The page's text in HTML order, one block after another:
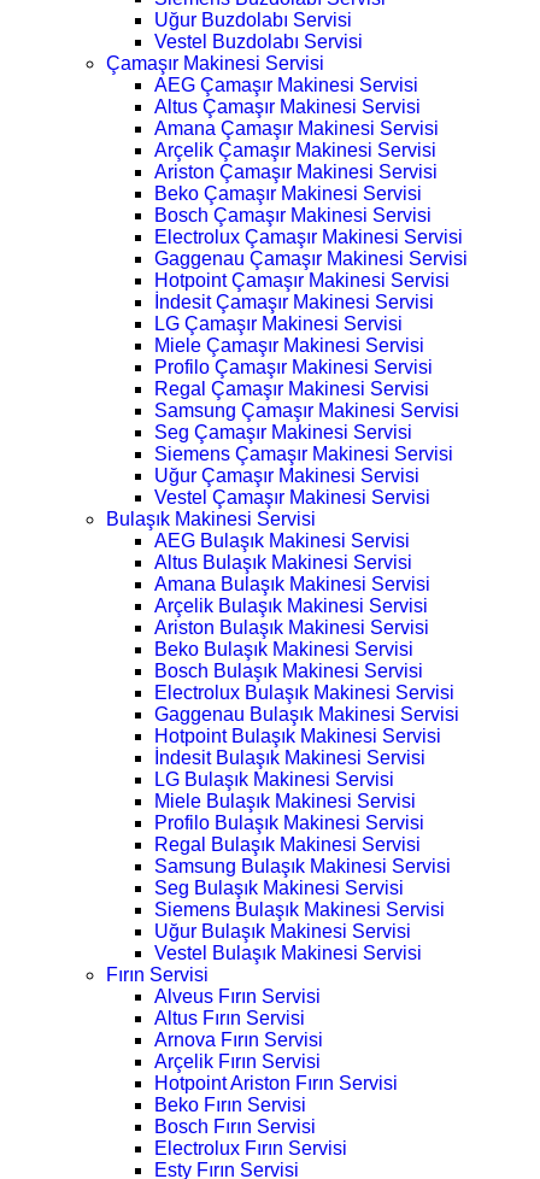
Uğur Buzdolabı Servisi
Vestel Buzdolabı Servisi
Çamaşır Makinesi Servisi
AEG Çamaşır Makinesi Servisi
Altus Çamaşır Makinesi Servisi
Amana Çamaşır Makinesi Servisi
Arçelik Çamaşır Makinesi Servisi
Ariston Çamaşır Makinesi Servisi
Beko Çamaşır Makinesi Servisi
Bosch Çamaşır Makinesi Servisi
Electrolux Çamaşır Makinesi Servisi
Gaggenau Çamaşır Makinesi Servisi
Hotpoint Çamaşır Makinesi Servisi
İndesit Çamaşır Makinesi Servisi
LG Çamaşır Makinesi Servisi
Miele Çamaşır Makinesi Servisi
Profilo Çamaşır Makinesi Servisi
Regal Çamaşır Makinesi Servisi
Samsung Çamaşır Makinesi Servisi
Seg Çamaşır Makinesi Servisi
Siemens Çamaşır Makinesi Servisi
Uğur Çamaşır Makinesi Servisi
Vestel Çamaşır Makinesi Servisi
Bulaşık Makinesi Servisi
AEG Bulaşık Makinesi Servisi
Altus Bulaşık Makinesi Servisi
Amana Bulaşık Makinesi Servisi
Arçelik Bulaşık Makinesi Servisi
Ariston Bulaşık Makinesi Servisi
Beko Bulaşık Makinesi Servisi
Bosch Bulaşık Makinesi Servisi
Electrolux Bulaşık Makinesi Servisi
Gaggenau Bulaşık Makinesi Servisi
Hotpoint Bulaşık Makinesi Servisi
İndesit Bulaşık Makinesi Servisi
LG Bulaşık Makinesi Servisi
Miele Bulaşık Makinesi Servisi
Profilo Bulaşık Makinesi Servisi
Regal Bulaşık Makinesi Servisi
Samsung Bulaşık Makinesi Servisi
Seg Bulaşık Makinesi Servisi
Siemens Bulaşık Makinesi Servisi
Uğur Bulaşık Makinesi Servisi
Vestel Bulaşık Makinesi Servisi
Fırın Servisi
Alveus Fırın Servisi
Altus Fırın Servisi
Arnova Fırın Servisi
Arçelik Fırın Servisi
Hotpoint Ariston Fırın Servisi
Beko Fırın Servisi
Bosch Fırın Servisi
Electrolux Fırın Servisi
Esty Fırın Servisi